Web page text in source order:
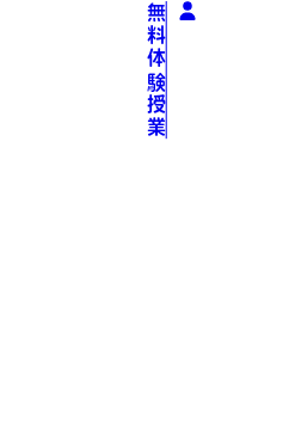
無料体験授業